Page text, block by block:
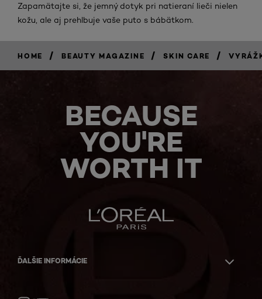
Zapamätajte si, že jemný dotyk pri natieraní lieči nielen
kožu, ale aj prehlbuje vaše puto s bábätkom.
HOME / BEAUTY MAGAZINE / SKIN CARE /
BECAUSE
YOU'RE
WORTH IT
ĎALŠIE INFORMÁCIE